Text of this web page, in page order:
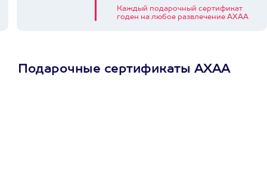
Каждый подарочный сертификат
годен на любое развлечение АХАА
Подарочные сертификаты АХАА